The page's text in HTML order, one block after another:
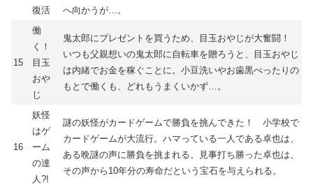
復活
へ向かうが…。
15
働
く！
目玉
おや
じ
鬼太郎にプレゼントを買うため、目玉おやじが大奮闘！
いつも父親想いの鬼太郎に自転車を贈ろうと、目玉おやじ
は内緒でお金を稼ぐことに。小豆洗いやお歯黒べったりの
もとで働くも、どれもうまくいかず…。
16
妖怪
はゲ
ーム
の達
人?!
謎の妖怪がカードゲームで勝負を挑んできた！ 小学校で
カードゲームが大流行。ハマっている一人である卓也は、
ある晩謎の声に勝負を挑まれる。見事打ち勝った卓也は、
その声から10年分の寿命だという宝石を与えられる。